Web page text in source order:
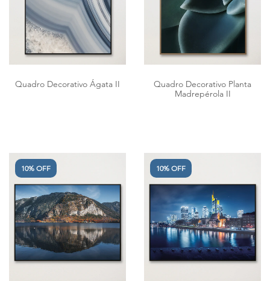
Quadro Decorativo Ágata II
Quadro Decorativo Planta
Madrepérola II
10% OFF 10% OFF